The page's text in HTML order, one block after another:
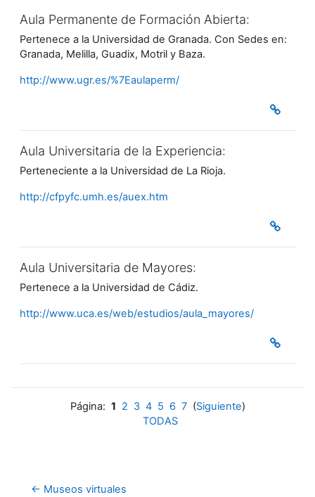
Aula Permanente de Formación Abierta:
Pertenece a la Universidad de Granada. Con Sedes en:
Granada, Melilla, Guadix, Motril y Baza.
http://www.ugr.es/%7Eaulaperm/
Aula Universitaria de la Experiencia:
Perteneciente a la Universidad de La Rioja.
http://cfpyfc.umh.es/auex.htm
Aula Universitaria de Mayores:
Pertenece a la Universidad de Cádiz.
http://www.uca.es/web/estudios/aula_mayores/
Página: 1 2 3 4 5 6 7(Siguiente)
TODAS
← Museos virtuales